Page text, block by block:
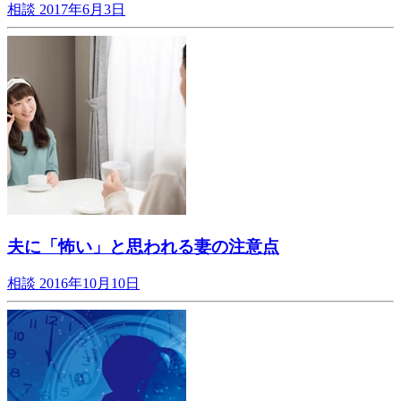
相談 2017年6月3日
夫に「怖い」と思われる妻の注意点
相談 2016年10月10日